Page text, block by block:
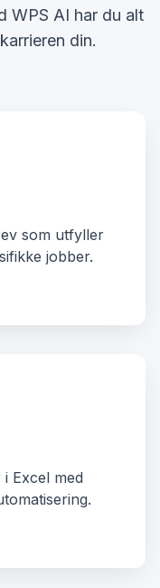
WPS AI har du alt
din.
som utfyller
jobber.
Excel med